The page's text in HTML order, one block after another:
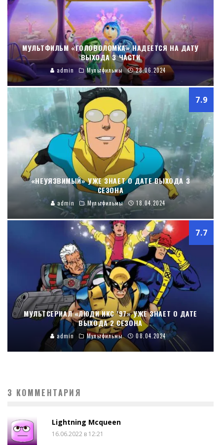
МУЛЬТФИЛЬМ «ГОЛОВОЛОМКА» НАДЕЕТСЯ НА ДАТУ
ВЫХОДА 3 ЧАСТИ
admin Мультфильмы 28.06.2024
7.9
«НЕУЯЗВИМЫЙ» УЖЕ ЗНАЕТ О ДАТЕ ВЫХОДА 3
СЕЗОНА
admin Мультфильмы 18.04.2024
7.7
МУЛЬТСЕРИАЛ «ЛЮДИ ИКС ’97» УЖЕ ЗНАЕТ О ДАТЕ
ВЫХОДА 2 СЕЗОНА
admin Мультфильмы 08.04.2024
3 КОММЕНТАРИЯ
Lightning Mcqueen
16.06.2022 в 12:21